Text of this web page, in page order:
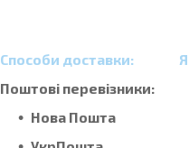
Способи доставки:
Поштові перевізники:
Нова Пошта